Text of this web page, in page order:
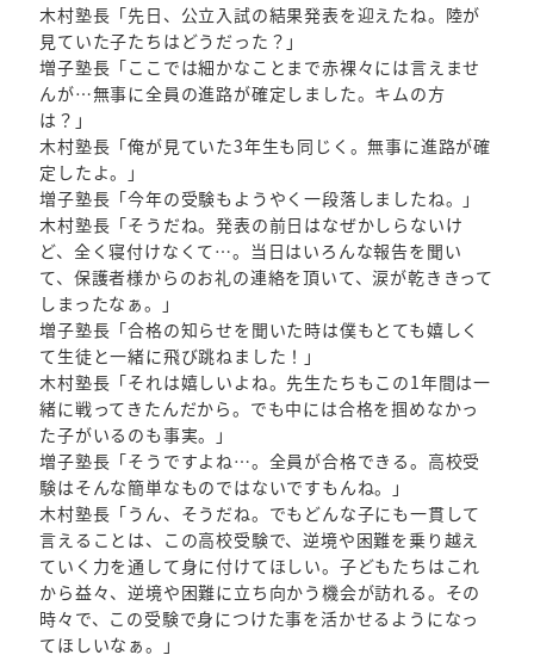
木村塾長「先日、公立入試の結果発表を迎えたね。陸が
見ていた子たちはどうだった？」
増子塾長「ここでは細かなことまで赤裸々には言えませ
んが…無事に全員の進路が確定しました。キムの方
は？」
木村塾長「俺が見ていた3年生も同じく。無事に進路が確
定したよ。」
増子塾長「今年の受験もようやく一段落しましたね。」
木村塾長「そうだね。発表の前日はなぜかしらないけ
ど、全く寝付けなくて…。当日はいろんな報告を聞い
て、保護者様からのお礼の連絡を頂いて、涙が乾ききって
しまったなぁ。」
増子塾長「合格の知らせを聞いた時は僕もとても嬉しく
て生徒と一緒に飛び跳ねました！」
木村塾長「それは嬉しいよね。先生たちもこの1年間は一
緒に戦ってきたんだから。でも中には合格を掴めなかっ
た子がいるのも事実。」
増子塾長「そうですよね…。全員が合格できる。高校受
験はそんな簡単なものではないですもんね。」
木村塾長「うん、そうだね。でもどんな子にも一貫して
言えることは、この高校受験で、逆境や困難を乗り越え
ていく力を通して身に付けてほしい。子どもたちはこれ
から益々、逆境や困難に立ち向かう機会が訪れる。その
時々で、この受験で身につけた事を活かせるようになっ
てほしいなぁ。」